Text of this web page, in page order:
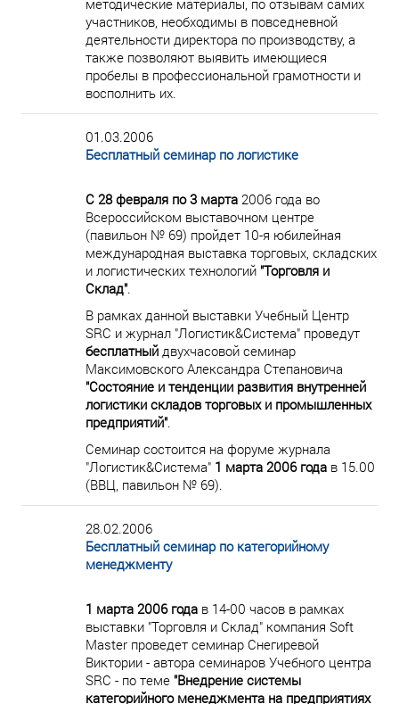
методические материалы, по отзывам самих
участников, необходимы в повседневной
деятельности директора по производству, а
также позволяют выявить имеющиеся
пробелы в профессиональной грамотности и
восполнить их.
01.03.2006
Бесплатный семинар по логистике
С 28 февраля по 3 марта 2006 года во
Всероссийском выставочном центре
(павильон № 69) пройдет 10-я юбилейная
международная выставка торговых, складских
и логистических технологий "Торговля и
Склад".
В рамках данной выставки Учебный Центр
SRC и журнал "Логистик&Система" проведут
бесплатный двухчасовой семинар
Максимовского Александра Степановича
"Состояние и тенденции развития внутренней
логистики складов торговых и промышленных
предприятий".
Семинар состоится на форуме журнала
"Логистик&Система" 1 марта 2006 года в 15.00
(ВВЦ, павильон № 69).
28.02.2006
Бесплатный семинар по категорийному
менеджменту
1 марта 2006 года в 14-00 часов в рамках
выставки "Торговля и Склад" компания Soft
Master проведет семинар Снегиревой
Виктории - автора семинаров Учебного центра
SRC - по теме "Внедрение системы
категорийного менеджмента на предприятиях